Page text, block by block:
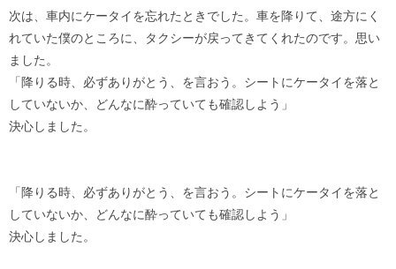
次は、車内にケータイを忘れたときでした。車を降りて、途方にく
れていた僕のところに、タクシーが戻ってきてくれたのです。思い
ました。
「降りる時、必ずありがとう、を言おう。シートにケータイを落と
していないか、どんなに酔っていても確認しよう」
決心しました。
「降りる時、必ずありがとう、を言おう。シートにケータイを落と
していないか、どんなに酔っていても確認しよう」
決心しました。